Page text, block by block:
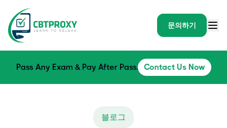
문의하기
Pass Any Exam & Pay After Pass. Contact Us Now
블로그